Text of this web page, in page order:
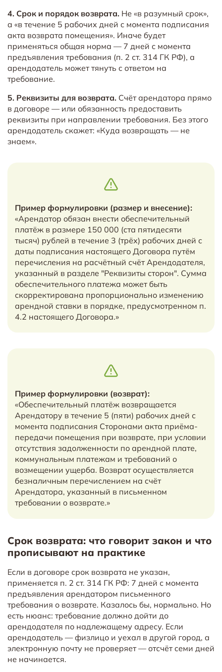
4. Срок и порядок возврата. Не «в разумный срок»,
а «в течение 5 рабочих дней с момента подписания
акта возврата помещения». Иначе будет
применяться общая норма — 7 дней с момента
предъявления требования (п. 2 ст. 314 ГК РФ), а
арендодатель может тянуть с ответом на
требование.
5. Реквизиты для возврата. Счёт арендатора прямо
в договоре — или обязанность предоставить
реквизиты при направлении требования. Без этого
арендодатель скажет: «Куда возвращать — не
знаем».
Пример формулировки (размер и внесение):
«Арендатор обязан внести обеспечительный
платёж в размере 150 000 (ста пятидесяти
тысяч) рублей в течение 3 (трёх) рабочих дней с
даты подписания настоящего Договора путём
перечисления на расчётный счёт Арендодателя,
указанный в разделе "Реквизиты сторон". Сумма
обеспечительного платежа может быть
скорректирована пропорционально изменению
арендной ставки в порядке, предусмотренном п.
4.2 настоящего Договора.»
Пример формулировки (возврат):
«Обеспечительный платёж возвращается
Арендатору в течение 5 (пяти) рабочих дней с
момента подписания Сторонами акта приёма-
передачи помещения при возврате, при условии
отсутствия задолженности по арендной плате,
коммунальным платежам и требований о
возмещении ущерба. Возврат осуществляется
безналичным перечислением на счёт
Арендатора, указанный в письменном
требовании о возврате.»
Срок возврата: что говорит закон и что
прописывают на практике
Если в договоре срок возврата не указан,
применяется п. 2 ст. 314 ГК РФ: 7 дней с момента
предъявления арендатором письменного
требования о возврате. Казалось бы, нормально. Но
есть нюанс: требование должно дойти до
арендодателя по надлежащему адресу. Если
арендодатель — физлицо и уехал в другой город, а
электронную почту не проверяет — отсчёт семи дней
не начинается.